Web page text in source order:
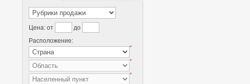
Цена: от
до
Расположение:
*
*
*